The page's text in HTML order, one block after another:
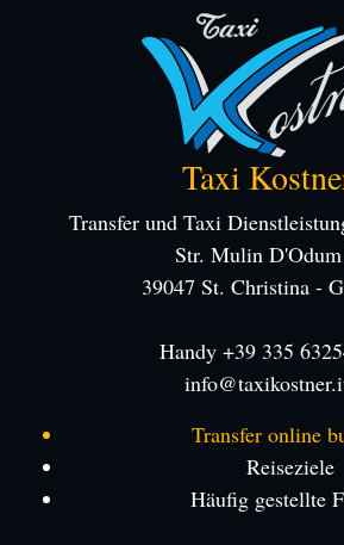
Taxi
Transfer und Taxi
Str. Mulin
39047 St. Christina -
Handy +39 335
Transfer online
Reiseziele
Häufig gestellte